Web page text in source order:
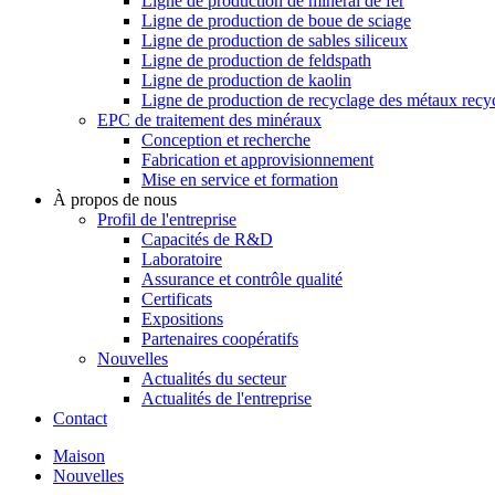
Ligne de production de boue de sciage
Ligne de production de sables siliceux
Ligne de production de feldspath
Ligne de production de kaolin
Ligne de production de recyclage des métaux
EPC de traitement des minéraux
Conception et recherche
Fabrication et approvisionnement
Mise en service et formation
À propos de nous
Profil de l'entreprise
Capacités de R&D
Laboratoire
Assurance et contrôle qualité
Certificats
Expositions
Partenaires coopératifs
Nouvelles
Actualités du secteur
Actualités de l'entreprise
Contact
Maison
Nouvelles